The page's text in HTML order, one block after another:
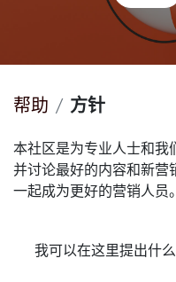
帮助 方针
本社区是为专业人士和我
并讨论最好的内容和新营
一起成为更好的营销人员。
我可以在这里提出什么